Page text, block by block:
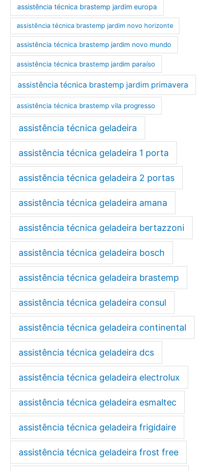
assistência técnica brastemp jardim europa
assistência técnica brastemp jardim novo horizonte
assistência técnica brastemp jardim novo mundo
assistência técnica brastemp jardim paraíso
assistência técnica brastemp jardim primavera
assistência técnica brastemp vila progresso
assistência técnica geladeira
assistência técnica geladeira 1 porta
assistência técnica geladeira 2 portas
assistência técnica geladeira amana
assistência técnica geladeira bertazzoni
assistência técnica geladeira bosch
assistência técnica geladeira brastemp
assistência técnica geladeira consul
assistência técnica geladeira continental
assistência técnica geladeira dcs
assistência técnica geladeira electrolux
assistência técnica geladeira esmaltec
assistência técnica geladeira frigidaire
assistência técnica geladeira frost free